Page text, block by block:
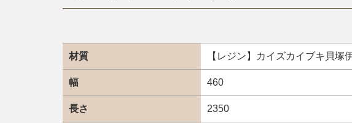
材質 【レジン】カイズカイブキ 貝塚
幅 460
長さ 2350